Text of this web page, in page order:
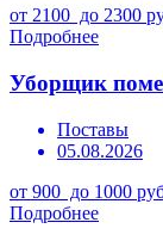
от 2100 до 2300
Подробнее
Уборщик
Поставы
05.08.2026
от 900 до 1000
Подробнее